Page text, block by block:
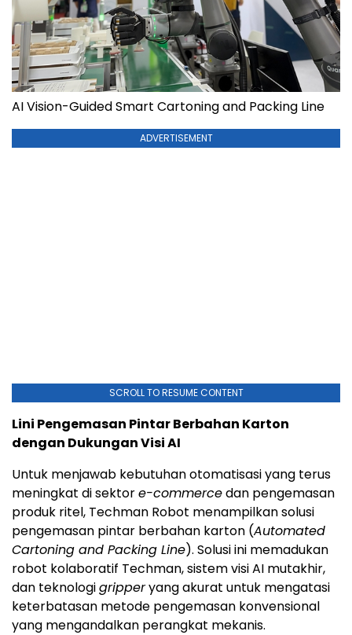
AI Vision-Guided Smart Cartoning and Packing Line
ADVERTISEMENT
SCROLL TO RESUME CONTENT
Lini Pengemasan Pintar Berbahan Karton
dengan Dukungan Visi AI
Untuk menjawab kebutuhan otomatisasi yang terus
meningkat di sektore-commercedan pengemasan
produk ritel, Techman Robot menampilkan solusi
pengemasan pintar berbahan karton (Automated
Cartoning and Packing Line). Solusi ini memadukan
robot kolaboratif Techman, sistem visi AI mutakhir,
dan teknologigripperyang akurat untuk mengatasi
keterbatasan metode pengemasan konvensional
yang mengandalkan perangkat mekanis.